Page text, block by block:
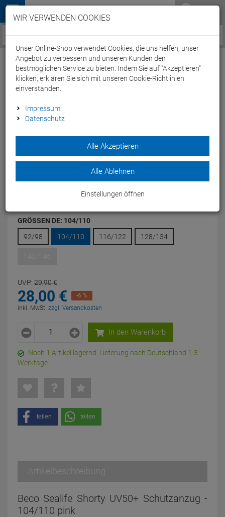
Menü
Service / Hilfe
104/110 pink
Der Beco Sealife Shorty UV50+ Schutzanzug ist gegen die
stärkste ultraviolette Strahlung geschützt.
GRÖSSEN DE: 104/110
92/98
104/110 116/122 128/134
UVP: 29,90€
28,00 €
-6 %
inkl. MwSt. zzgl. Versandkosten
In den Warenkorb
Noch 1 Artikel lagernd. Lieferung nach Deutschland 1-3
Werktage.
teilen teilen
Artikelbeschreibung
Beco Sealife Shorty UV50+ Schutzanzug -
104/110 pink
WIR VERWENDEN COOKIES
Unser Online-Shop verwendet Cookies, die uns helfen, unser
Angebot zu verbessern und unseren Kunden den
bestmöglichen Service zu bieten. Indem Sie auf "Akzeptieren"
klicken, erklären Sie sich mit unseren Cookie-Richtlinien
einverstanden.
Impressum
Datenschutz
Alle Akzeptieren
Alle Ablehnen
Einstellungen öffnen